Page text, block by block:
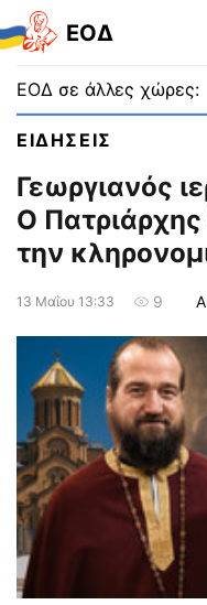
EOΔ
ΕΟΔ σε άλλες χώρες:
ΕΙΔΗΣΕΙΣ
Γεωργιανός
Ο Πατριάρχης
την
13 Μαΐου 13:33 9